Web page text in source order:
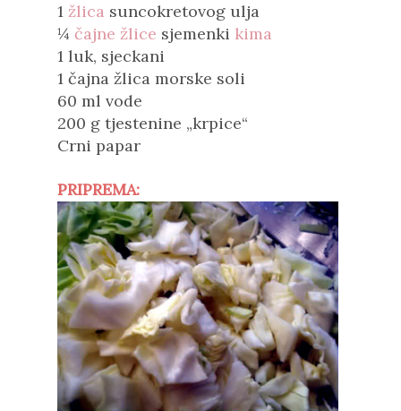
1 žlica suncokretovog ulja
¼ čajne žlice sjemenki kima
1 luk, sjeckani
1 čajna žlica morske soli
60 ml vode
200 g tjestenine „krpice“
Crni papar
PRIPREMA: